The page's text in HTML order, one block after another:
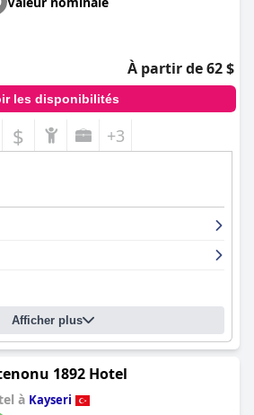
À partir de 62 $
les disponibilités
$ +3
Afficher plus
1892 Hotel
à Kayseri